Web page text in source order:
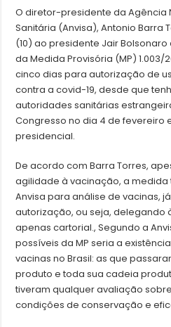
O diretor-presidente da Agência
Sanitária (Anvisa), Antonio Barra
(10) ao presidente Jair
da Medida Provisória (MP)
cinco dias para autorização de
contra a covid-19, desde que
autoridades sanitárias
Congresso no dia 4 de fevereiro
presidencial.
De acordo com Barra Torres,
agilidade à vacinação, a
Anvisa para análise de vacinas,
autorização, ou seja, delegando
apenas cartorial., Segundo a
possíveis da MP seria a
vacinas no Brasil: as que
produto e toda sua cadeia
tiveram qualquer avaliação
condições de conservação e